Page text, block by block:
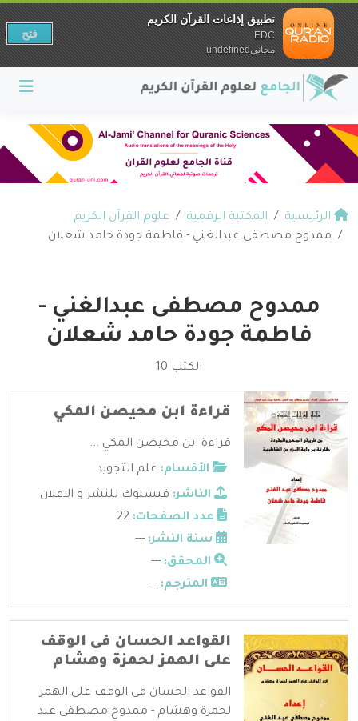
الرئيسية المكتبة الرقمية
علوم القرآن الكريم
ممدوح مصطفى عبدالغني - فاطمة جودة حامد شعلان
ممدوح مصطفى عبدالغني -
فاطمة جودة حامد شعلان
الكتب 10
قراءة ابن محيصن المكي
قراءة ابن محيصن المكي ...
الأقسام: علم التجويد
الناشر: فيسبوك للنشر و الاعلان
عدد الصفحات:
سنة النشر: ---
المحقق: ---
المترجم: ---
القواعد الحسان فى الوقف
على الهمز لحمزة وهشام
القواعد الحسان فى الوقف على الهمز
لحمزة وهشام - ممدوح مصطفى عبد
تطبيق إذاعات القرآن الكريم
EDC
مجانيundefined
فتح